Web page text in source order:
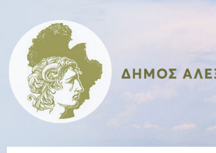
content
sidebar
sidebar
footer